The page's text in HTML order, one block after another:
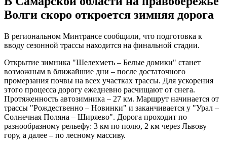
70-летний самарец сядет на 7,5 лет за жестокое убийство
знакомого
Тольяттинец замахнулся на соседку топором из-за шумного
ремонта
20 яхтсменов из Самарской области поборются за
олимпийские путевки на Спартакиаде народов России
07.08.2026 | 13:31
Станцию умягчения воды в Отрадном запустят до конца лета
07.08.2026 | 13:22
Учебные заведения Самарской области приглашают к участию
в конкурсе команд вузов
07.08.2026 | 13:08
Востребованная специальность: в Самарской области растёт
Волги скоро откроется зимняя дорога
В региональном Минтрансе сообщили, что подготовка к
вводу сезонной трассы находится на финальной стадии.
Открытие зимника "Шелехметь – Белые домики" станет
возможным в ближайшие дни – после достаточного
промерзания почвы на всех участках трассы. Для ускорения
этого процесса дорогу ежедневно расчищают от снега.
Протяженность автозимника – 27 км. Маршрут начинается от
трассы "Рождественно – Новинки" и заканчивается у "Урал –
Солнечная Поляна – Ширяево". Дорога проходит по
разнообразному рельефу: 3 км по полю, 2 км через Львову
гору, а далее – по лесному массиву.